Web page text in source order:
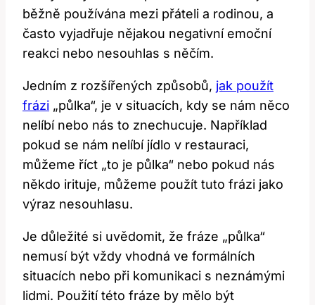
běžně používána mezi přáteli a rodinou, a
často vyjadřuje nějakou negativní emoční
reakci nebo nesouhlas s něčím.
Jedním z rozšířených způsobů, jak použít
frázi „půlka“, je v situacích, kdy se nám něco
nelíbí nebo nás to znechucuje. Například
pokud se nám nelíbí jídlo v restauraci,
můžeme říct „to je půlka“ nebo pokud nás
někdo irituje, můžeme použít tuto frázi jako
výraz nesouhlasu.
Je důležité si uvědomit, že fráze „půlka“
nemusí být vždy vhodná ve formálních
situacích nebo při komunikaci s neznámými
lidmi. Použití této fráze by mělo být